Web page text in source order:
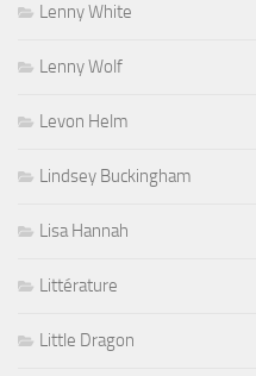
Lenny White
Lenny Wolf
Levon Helm
Lindsey Buckingham
Lisa Hannah
Littérature
Little Dragon